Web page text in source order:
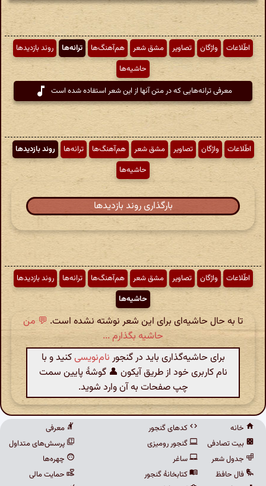
اطّلاعات واژگان تصاویر مشق شعر هم‌آهنگ‌ها ترانه‌ها
روند بازدیدها
حاشیه‌ها
معرفی ترانه‌هایی که در متن آنها از این شعر استفاده شده است
اطّلاعات واژگان تصاویر مشق شعر هم‌آهنگ‌ها ترانه‌ها
روند بازدیدها
حاشیه‌ها
بارگذاری روند بازدیدها
اطّلاعات واژگان تصاویر مشق شعر هم‌آهنگ‌ها ترانه‌ها
روند بازدیدها
حاشیه‌ها
تا به حال حاشیه‌ای برای این شعر نوشته نشده است. 💬 من
حاشیه بگذارم ...
برای حاشیه‌گذاری باید در گنجور نام‌نویسیکنید و با
نام کاربری خود از طریق آیکون 👤 گوشهٔ پایین سمت
چپ صفحات به آن وارد شوید.
خانه
بیت تصادفی
جدول شعر
فال حافظ
کدهای گنجور
گنجور رومیزی
ساغر
کتابخانهٔ گنجور
معرفی
پرسش‌های متداول
چهره‌ها
حمایت مالی